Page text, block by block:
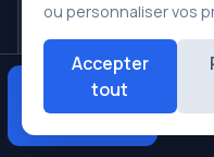
Déposer en centre
Centres de prise en
ou personnaliser vos
Accepter
tout
Diagnostic
gratuit